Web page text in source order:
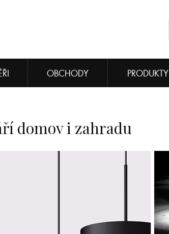
OBCHODY PRODUKTY
domov i zahradu